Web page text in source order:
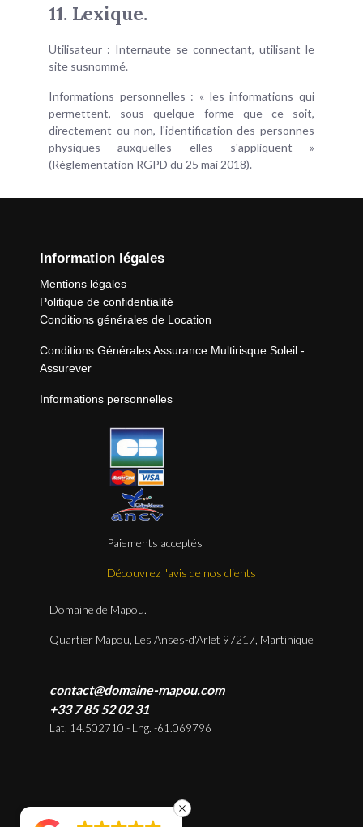
11. Lexique.
Utilisateur : Internaute se connectant, utilisant le
site susnommé.
Informations personnelles : « les informations qui
permettent, sous quelque forme que ce soit,
directement ou non, l'identification des personnes
physiques auxquelles elles s'appliquent »
(Règlementation RGPD du 25 mai 2018).
Information légales
Mentions légales
Politique de confidentialité
Conditions générales de Location
Conditions Générales Assurance Multirisque Soleil -
Assurever
Informations personnelles
Paiements acceptés
Découvrez l'avis de nos clients
Domaine de Mapou.
Quartier Mapou, Les Anses-d'Arlet 97217, Martinique
contact@domaine-mapou.com
+33 7 85 52 02 31
Lat. 14.502710 - Lng. -61.069796